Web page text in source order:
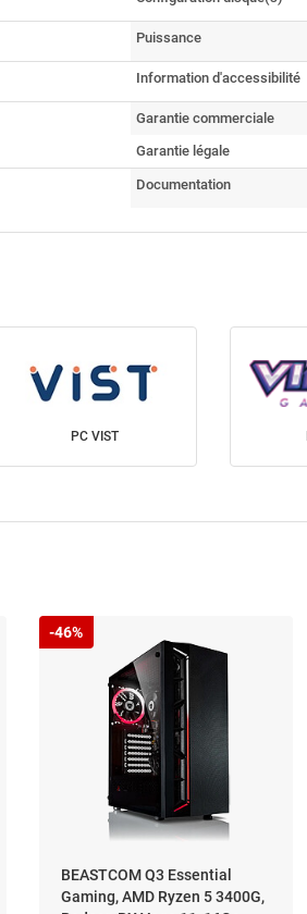
Puissance
Information d'accessibilité
Garantie commerciale
Garantie légale
Documentation
PC VIST
BEASTCOM Q3 Essential
Gaming, AMD Ryzen 5 3400G,
-46%